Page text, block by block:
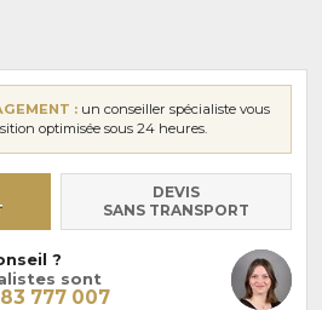
: un conseiller spécialiste vous
optimisée sous 24 heures.
DEVIS
SANS TRANSPORT
?
sont
777 007